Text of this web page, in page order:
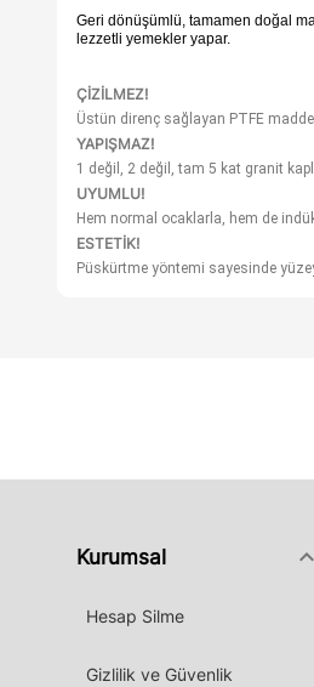
Geri dönüşümlü, tamamen doğal
lezzetli yemekler yapar.
ÇİZİLMEZ!
Üstün direnç sağlayan PTFE
YAPIŞMAZ!
1 değil, 2 değil, tam 5 kat granit
UYUMLU!
Hem normal ocaklarla, hem de
ESTETİK!
Püskürtme yöntemi sayesinde
Kurumsal keyboard_arrow_down
Hesap Silme
Gizlilik ve Güvenlik